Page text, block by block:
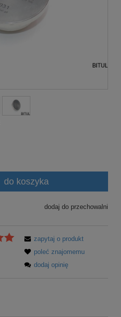
do koszyka
dodaj do przechowalni
zapytaj o produkt
poleć znajomemu
dodaj opinię